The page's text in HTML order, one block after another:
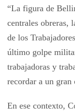
“La figura de
centrales obreras,
de los
último golpe
trabajadoras y
recordar a un
En ese contexto,